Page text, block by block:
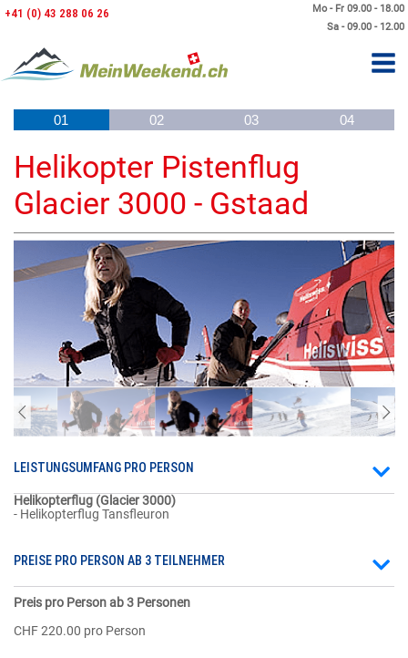
Mo - Fr 09.00 - 18.00
Sa - 09.00 - 12.00
+41 (0) 43 288 06 26
01 02 03 04
Helikopter Pistenflug
Glacier 3000 - Gstaad
LEISTUNGSUMFANG PRO PERSON
Helikopterflug (Glacier 3000)
- Helikopterflug Tansfleuron
PREISE PRO PERSON AB 3 TEILNEHMER
Preis pro Person ab 3 Personen
CHF 220.00 pro Person